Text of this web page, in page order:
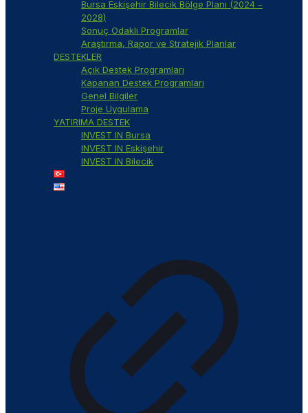
Bursa Eskişehir Bilecik Bölge Planı (2024 –
2028)
Sonuç Odaklı Programlar
Araştırma, Rapor ve Stratejik Planlar
DESTEKLER
Açık Destek Programları
Kapanan Destek Programları
Genel Bilgiler
Proje Uygulama
YATIRIMA DESTEK
INVEST IN Bursa
INVEST IN Eskişehir
INVEST IN Bilecik